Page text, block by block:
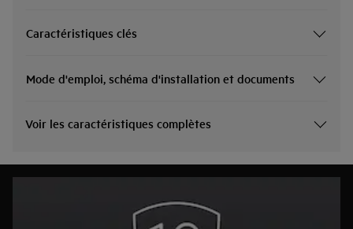
Caractéristiques clés
Mode d'emploi, schéma d'installation et documents
Voir les caractéristiques complètes